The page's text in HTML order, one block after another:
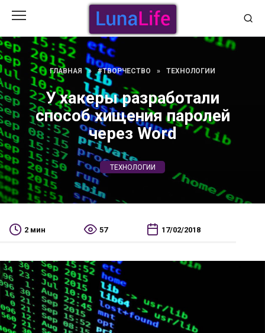
содержанию
ГЛАВНАЯ » #ТВОРЧЕСТВО » ТЕХНОЛОГИИ
У хакеры разработали
способ хищения паролей
через Word
ТЕХНОЛОГИИ
2 мин 57 17/02/2018